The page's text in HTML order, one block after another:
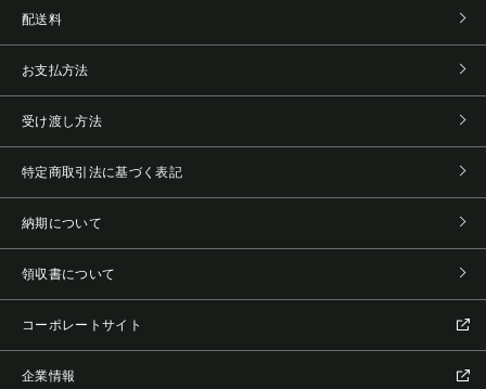
配送料
お支払方法
受け渡し方法
特定商取引法に基づく表記
納期について
領収書について
コーポレートサイト
企業情報